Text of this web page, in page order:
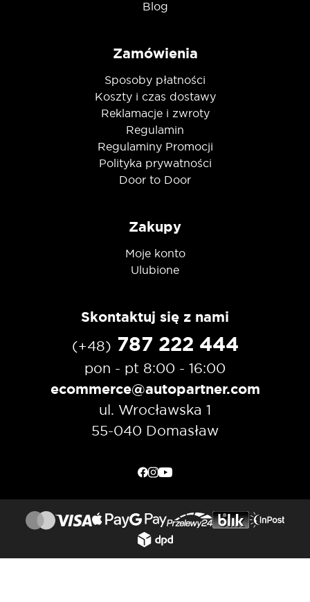
Blog
Zamówienia
Sposoby płatności
Koszty i czas dostawy
Reklamacje i zwroty
Regulamin
Regulaminy Promocji
Polityka prywatności
Door to Door
Zakupy
Moje konto
Ulubione
Skontaktuj się z nami
(+48) 787 222 444
pon - pt 8:00 - 16:00
ecommerce@autopartner.com
ul. Wrocławska 1
55-040 Domasław